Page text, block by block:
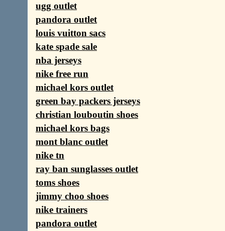
ugg outlet
pandora outlet
louis vuitton sacs
kate spade sale
nba jerseys
nike free run
michael kors outlet
green bay packers jerseys
christian louboutin shoes
michael kors bags
mont blanc outlet
nike tn
ray ban sunglasses outlet
toms shoes
jimmy choo shoes
nike trainers
pandora outlet